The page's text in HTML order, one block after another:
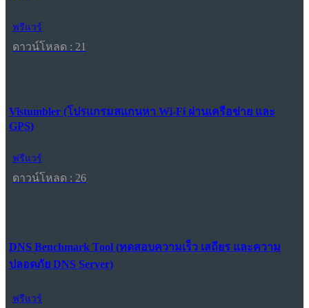
ฟรีแวร์
ดาวน์โหลด : 21
Vistumbler (โปรแกรมสแกนหา Wi-Fi ผ่านเครือข่าย และ
GPS)
ฟรีแวร์
ดาวน์โหลด : 26
DNS Benchmark Tool (ทดสอบความเร็ว เสถียร และความ
ปลอดภัย DNS Server)
ฟรีแวร์